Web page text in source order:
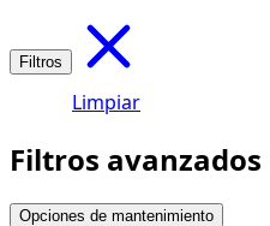
Filtros
Limpiar
Filtros avanzados
Opciones de mantenimiento